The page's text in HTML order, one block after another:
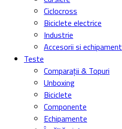
Ciclocross
Biciclete electrice
Industrie
Accesorii si echipament
Teste
Comparații & Topuri
Unboxing
Biciclete
Componente
Echipamente